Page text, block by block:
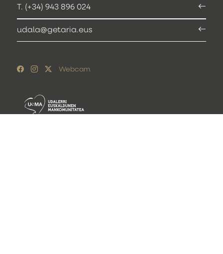
T. (+34) 943 896 024
udala@getaria.eus
Webcam